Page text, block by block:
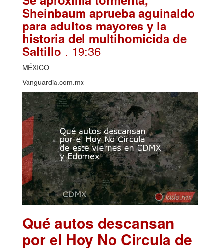
Sheinbaum aprueba aguinaldo
para adultos mayores y la
historia del multihomicida de
Saltillo . 19:36
MÉXICO
Vanguardia.com.mx
Qué autos descansan
por el Hoy No Circula de